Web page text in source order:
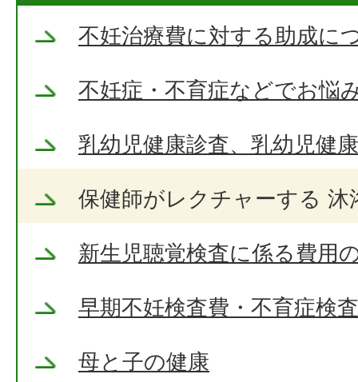
不妊治療費に対する助成に
不妊症・不育症などでお悩
乳幼児健康診査、乳幼児健
保健師がレクチャーする 沐
新生児聴覚検査に係る費用
早期不妊検査費・不育症検
母と子の健康